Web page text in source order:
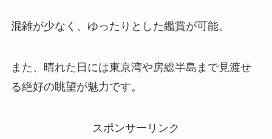
混雑が少なく、ゆったりとした鑑賞が可能。
また、晴れた日には東京湾や房総半島まで見渡せ
る絶好の眺望が魅力です。
スポンサーリンク